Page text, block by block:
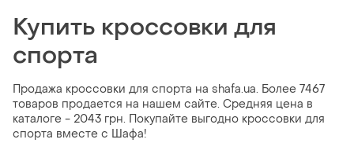
Купить кроссовки для
спорта
Продажа кроссовки для спорта на shafa.ua. Более 7467
товаров продается на нашем сайте. Средняя цена в
каталоге - 2043 грн. Покупайте выгодно кроссовки для
спорта вместе с Шафа!